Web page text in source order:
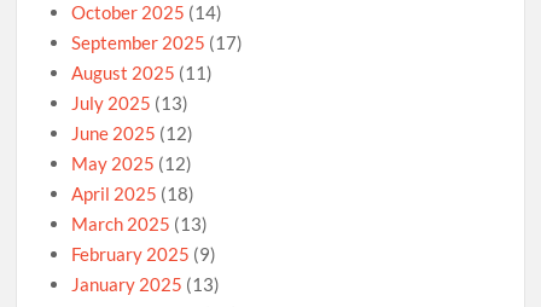
October 2025 (14)
September 2025 (17)
August 2025 (11)
July 2025 (13)
June 2025 (12)
May 2025 (12)
April 2025 (18)
March 2025 (13)
February 2025 (9)
January 2025 (13)